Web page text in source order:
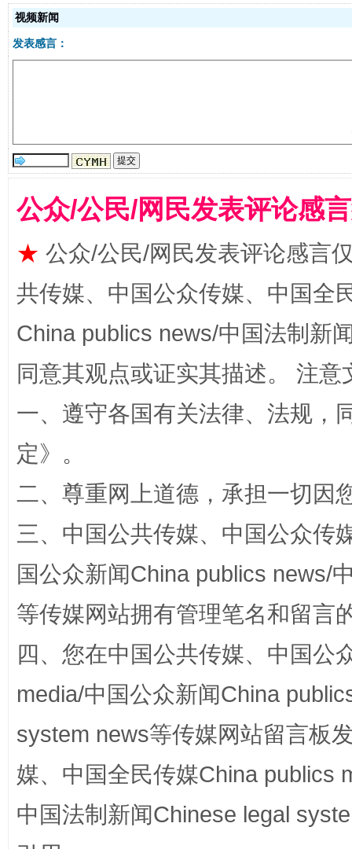
全民健身五年计划来了！等你上场
视频新闻
发表感言：
公众/公民/网民发表评论感
★ 公众/公民/网民发表评论感言
共传媒、中国公众传媒、中国全
China publics news/中国法制新
同意其观点或证实其描述。 注
一、遵守各国有关法律、法规，
定》。
二、尊重网上道德，承担一切因
三、中国公共传媒、中国公众传
国公众新闻China publics news/
等传媒网站拥有管理笔名和留言
四、您在中国公共传媒、中国公
media/中国公众新闻China
system news等传媒网站留言板
媒、中国全民传媒China publics
中国法制新闻Chinese legal